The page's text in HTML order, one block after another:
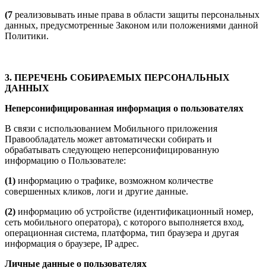
(7 реализовывать иные права в области защиты персональных
данных, предусмотренные Законом или положениями данной
Политики.
3. ПЕРЕЧЕНЬ СОБИРАЕМЫХ ПЕРСОНАЛЬНЫХ
ДАННЫХ
Неперсонифицированная информация о пользователях
В связи с использованием Мобильного приложения
Правообладатель может автоматически собирать и
обрабатывать следующею неперсонифицированную
информацию о Пользователе:
(1) информацию о трафике, возможном количестве
совершенных кликов, логи и другие данные.
(2) информацию об устройстве (идентификационный номер,
сеть мобильного оператора), с которого выполняется вход,
операционная система, платформа, тип браузера и другая
информация о браузере, IP адрес.
Личные данные о пользователях